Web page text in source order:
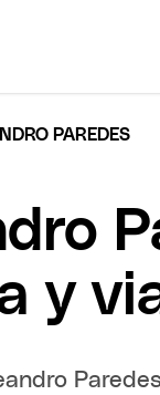
PAREDES
y